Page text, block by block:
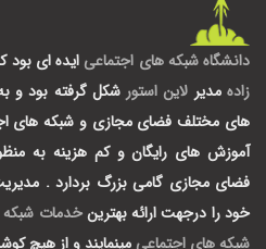
دانشگاه شبکه های اجتماعی ایده ای
زاده مدیر لاین استور شکل گرفته بود و
های مختلف فضای مجازی و شبکه های
آموزش های رایگان و کم هزینه به
فضای مجازی گامی بزرگ بردارد .
خود را درجهت ارائه بهترینخدمات شبکه
شبکه های اجتماعی مینمایند و از هیچ